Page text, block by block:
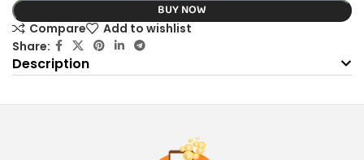
BUY NOW
Compare
Add to wishlist
Share:
Description